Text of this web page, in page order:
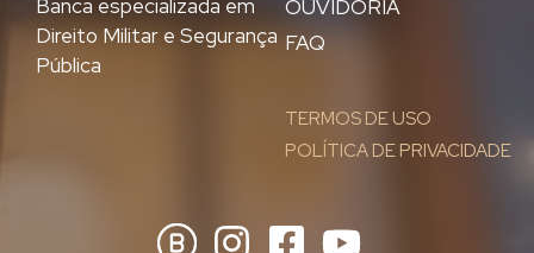
OUVIDORIA
FAQ
TERMOS DE USO
POLÍTICA DE PRIVACIDADE
Banca especializada em
Direito Militar e Segurança
Pública